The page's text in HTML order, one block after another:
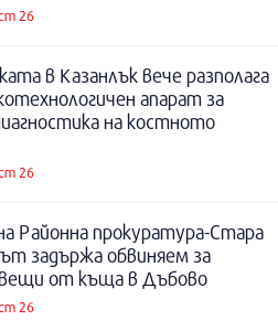
26
в Казанлък вече разполага
апарат за
на костното
26
Районна прокуратура-Стара
задържа обвиняем за
вещи от къща в Дъбово
26